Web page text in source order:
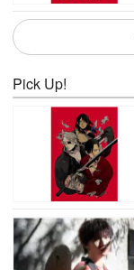
Pick Up!